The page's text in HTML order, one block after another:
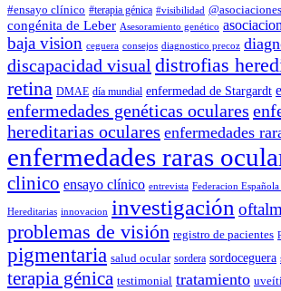
#ensayo clínico #terapia génica #visibilidad @asociaciones
congénita de Leber Asesoramiento genético
baja vision ceguera consejos diagnostico precoz
discapacidad visual distrofias
retina DMAE día mundial enfermedad de Stargardt
enfermedades genéticas oculares
hereditarias oculares enfermedades
enfermedades raras
clinico ensayo clínico entrevista Federacion
Hereditarias innovacion investigación
problemas de visión registro de pacientes
pigmentaria salud ocular sordera sordoceguera
terapia génica testimonial tratamiento